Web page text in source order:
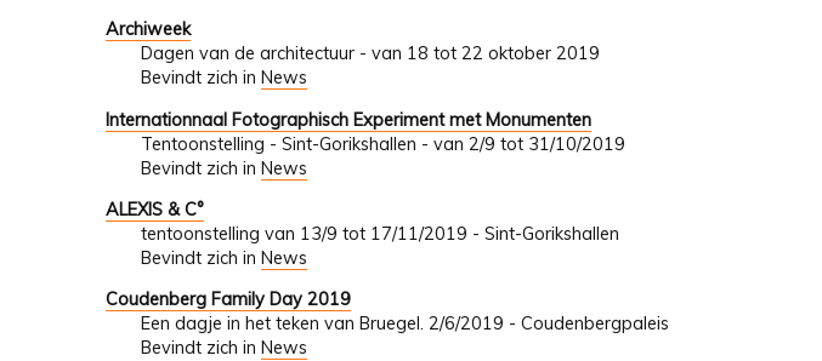
Archiweek
Dagen van de architectuur - van 18 tot 22 oktober 2019
Bevindt zich in News
Internationnaal Fotographisch Experiment met Monumenten
Tentoonstelling - Sint-Gorikshallen - van 2/9 tot 31/10/2019
Bevindt zich in News
ALEXIS & C°
tentoonstelling van 13/9 tot 17/11/2019 - Sint-Gorikshallen
Bevindt zich in News
Coudenberg Family Day 2019
Een dagje in het teken van Bruegel. 2/6/2019 - Coudenbergpaleis
Bevindt zich in News